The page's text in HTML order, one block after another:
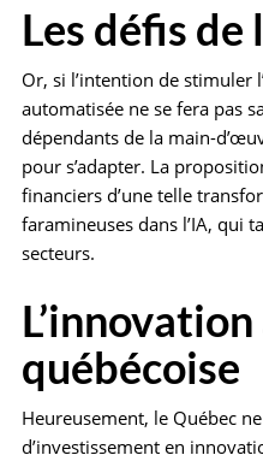
Les défis
Or, si l’intention de stimuler
automatisée ne se fera pas
dépendants de la main-
pour s’adapter. La
financiers d’une telle
faramineuses dans l’IA, qui
secteurs.
québécoise
Heureusement, le Québec
d’investissement en